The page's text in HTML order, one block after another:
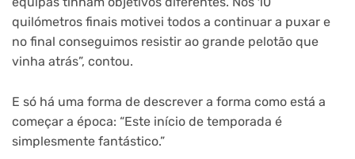
quilómetros finais motivei todos a continuar a puxar e
no final conseguimos resistir ao grande pelotão que
vinha atrás”, contou.
E só há uma forma de descrever a forma como está a
começar a época: “Este início de temporada é
simplesmente fantástico.”